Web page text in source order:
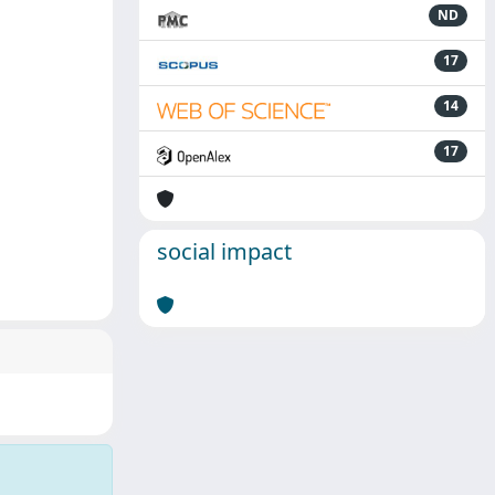
ND
17
14
17
social impact